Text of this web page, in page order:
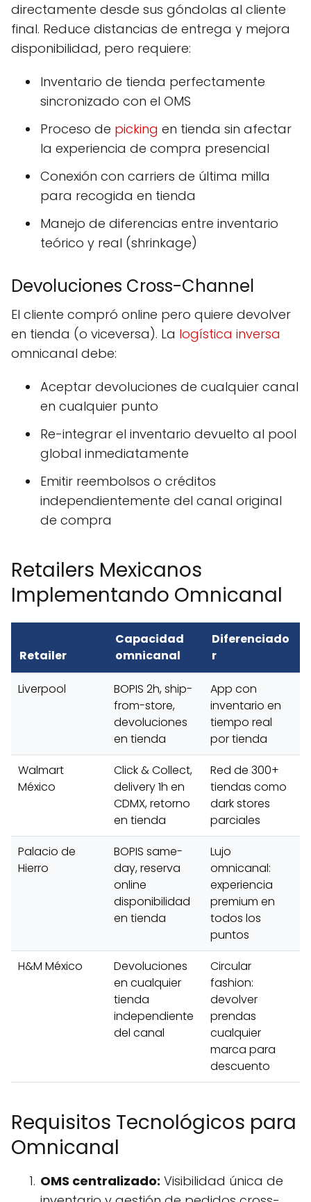
directamente desde sus góndolas al cliente
final. Reduce distancias de entrega y mejora
disponibilidad, pero requiere:
Inventario de tienda perfectamente
sincronizado con el OMS
Proceso de picking en tienda sin afectar
la experiencia de compra presencial
Conexión con carriers de última milla
para recogida en tienda
Manejo de diferencias entre inventario
teórico y real (shrinkage)
Devoluciones Cross-Channel
El cliente compró online pero quiere devolver
en tienda (o viceversa). La logística inversa
omnicanal debe:
Aceptar devoluciones de cualquier canal
en cualquier punto
Re-integrar el inventario devuelto al pool
global inmediatamente
Emitir reembolsos o créditos
independientemente del canal original
de compra
Retailers Mexicanos
Implementando Omnicanal
Retailer
Capacidad
omnicanal
Diferenciado
r
Liverpool
BOPIS 2h, ship-
from-store,
devoluciones
en tienda
App con
inventario en
tiempo real
por tienda
Walmart
México
Click & Collect,
delivery 1h en
CDMX, retorno
en tienda
Red de 300+
tiendas como
dark stores
parciales
Palacio de
Hierro
BOPIS same-
day, reserva
online
disponibilidad
en tienda
Lujo
omnicanal:
experiencia
premium en
todos los
puntos
H&M México
Devoluciones
en cualquier
tienda
independiente
del canal
Circular
fashion:
devolver
prendas
cualquier
marca para
descuento
Requisitos Tecnológicos para
Omnicanal
OMS centralizado: Visibilidad única de